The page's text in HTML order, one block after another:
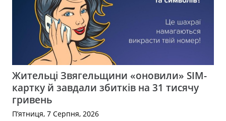
Жительці Звягельщини «оновили» SIM-
картку й завдали збитків на 31 тисячу
гривень
П’ятниця, 7 Серпня, 2026